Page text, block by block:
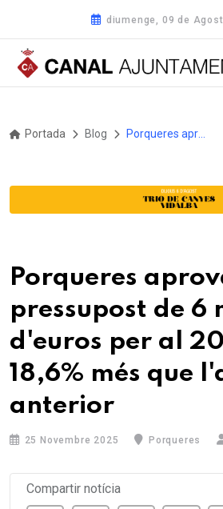
diumenge, 09 de
Portada Blog
Porqueres
pressupost de 6
d'euros per al
18,6% més que
anterior
25 Novembre 2025 Porqueres
Compartir notícia